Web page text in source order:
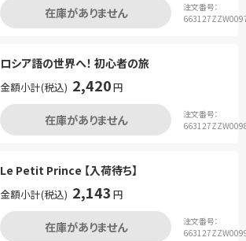
在庫がありません
注文番号：
ロシア語の世界へ！ 初心者の旅
金額小計(税込) 2,420円
在庫がありません
注文番号：
Le Petit Prince 【入荷待ち】
金額小計(税込) 2,143 円
在庫がありません
注文番号：